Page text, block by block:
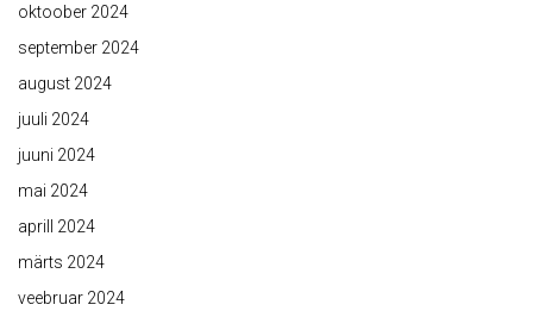
oktoober 2024
september 2024
august 2024
juuli 2024
juuni 2024
mai 2024
aprill 2024
märts 2024
veebruar 2024